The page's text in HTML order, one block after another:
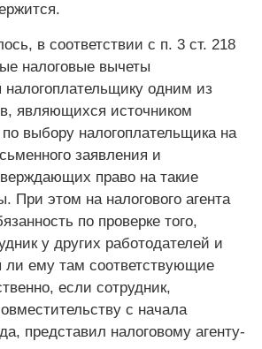
в соответствии с п. 3 ст. 218
налоговые вычеты
налогоплательщику одним из
являющихся источником
выбору налогоплательщика на
заявления и
право на такие
При этом на налогового агента
по проверке того,
у других работодателей и
ли ему там соответствующие
если сотрудник,
с начала
представил налоговому агенту-